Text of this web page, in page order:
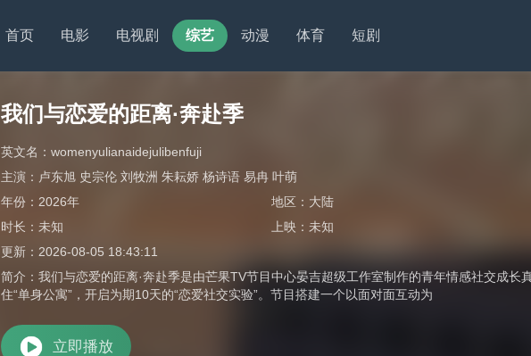
首页 电影 电视剧 综艺 动漫 体育 短剧
我们与恋爱的距离·奔赴季
英文名： womenyulianaidejulibenfuji
主演： 卢东旭 史宗伦 刘牧洲 朱耘娇 杨诗语 易冉 叶萌
年份： 2026年 地区： 大陆
时长： 未知 上映： 未知
更新： 2026-08-05 18:43:11
简介： 我们与恋爱的距离·奔赴季是由芒果TV节目中心晏吉超级工作室制作的青年情感社交成长
住“单身公寓”，开启为期10天的“恋爱社交实验”。节目搭建一个以面对面互动为
立即播放